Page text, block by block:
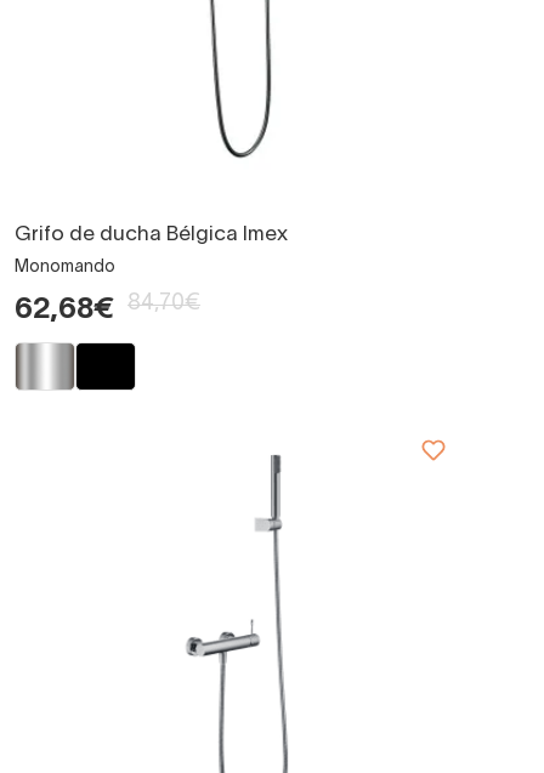
Grifo de ducha Bélgica Imex
Monomando
62,68€ 84,70€